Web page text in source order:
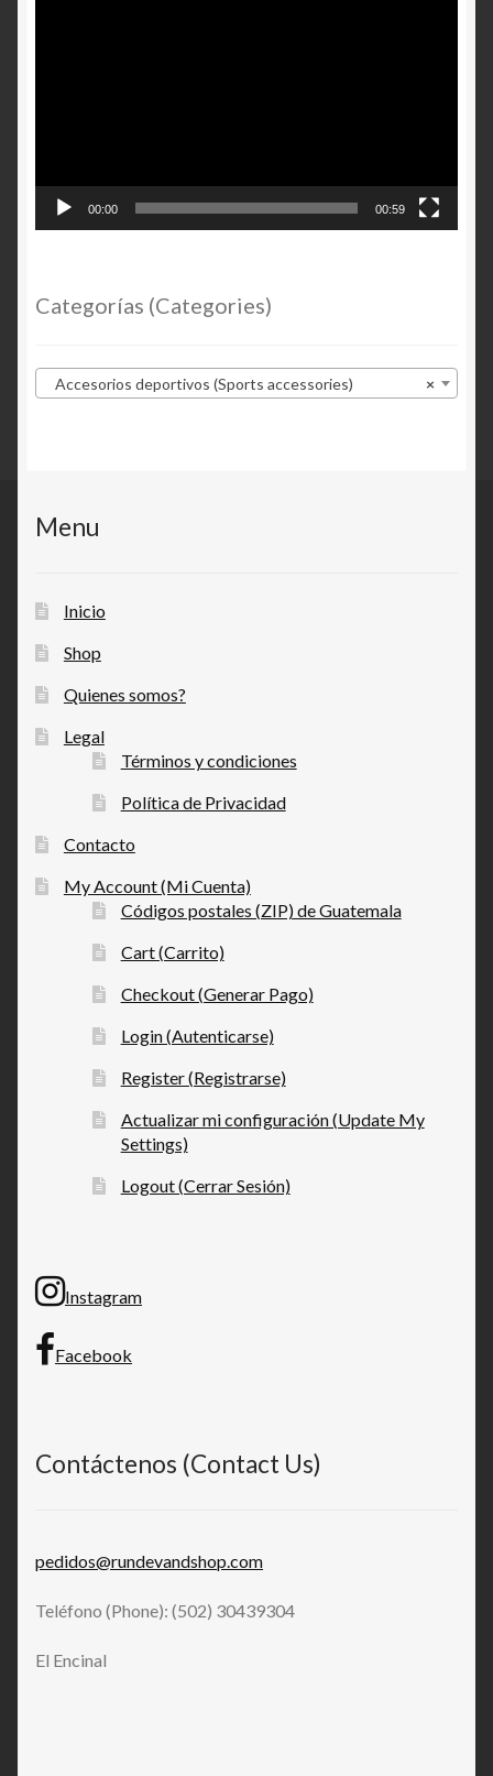
00:00 00:59
Categorías (Categories)
×
Accesorios deportivos (Sports accessories)
Menu
Inicio
Shop
Quienes somos?
Legal
Términos y condiciones
Política de Privacidad
Contacto
My Account (Mi Cuenta)
Códigos postales (ZIP) de Guatemala
Cart (Carrito)
Checkout (Generar Pago)
Login (Autenticarse)
Register (Registrarse)
Actualizar mi configuración (Update My
Settings)
Logout (Cerrar Sesión)
Instagram
Facebook
Contáctenos (Contact Us)
pedidos@rundevandshop.com
Teléfono (Phone): (502) 30439304
El Encinal